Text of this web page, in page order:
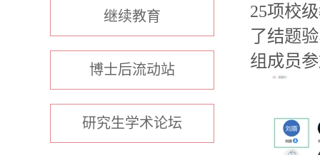
继续教育
博士后流动站
研究生学术论坛
25项校
了结题
组成员